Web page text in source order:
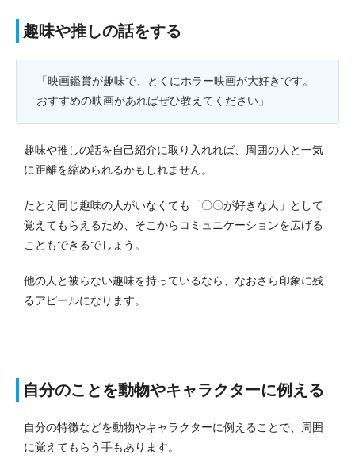
趣味や推しの話をする
「映画鑑賞が趣味で、とくにホラー映画が大好きです。
おすすめの映画があればぜひ教えてください」
趣味や推しの話を自己紹介に取り入れれば、周囲の人と一気
に距離を縮められるかもしれません。
たとえ同じ趣味の人がいなくても「〇〇が好きな人」として
覚えてもらえるため、そこからコミュニケーションを広げる
こともできるでしょう。
他の人と被らない趣味を持っているなら、なおさら印象に残
るアピールになります。
自分のことを動物やキャラクターに例える
自分の特徴などを動物やキャラクターに例えることで、周囲
に覚えてもらう手もあります。